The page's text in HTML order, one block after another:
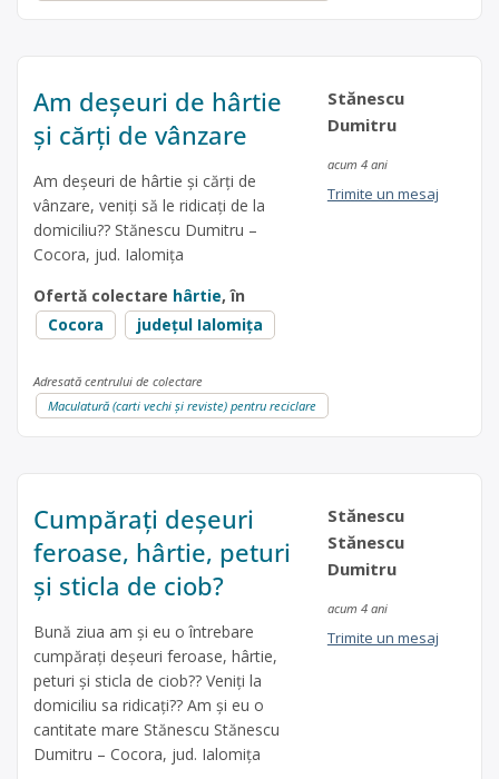
Am deșeuri de hârtie
și cărți de vânzare
Am deșeuri de hârtie și cărți de
vânzare, veniți să le ridicați de la
domiciliu?? Stănescu Dumitru –
Cocora, jud. Ialomița
Ofertă colectare hârtie, în
Cocora
județul Ialomița
Stănescu
Dumitru
acum 4 ani
Trimite un mesaj
Adresată centrului de colectare
Maculatură (carti vechi și reviste) pentru reciclare
Cumpărați deșeuri
feroase, hârtie, peturi
și sticla de ciob?
Bună ziua am și eu o întrebare
cumpărați deșeuri feroase, hârtie,
peturi și sticla de ciob?? Veniți la
domiciliu sa ridicați?? Am și eu o
cantitate mare Stănescu Stănescu
Dumitru – Cocora, jud. Ialomița
Stănescu
Stănescu
Dumitru
acum 4 ani
Trimite un mesaj